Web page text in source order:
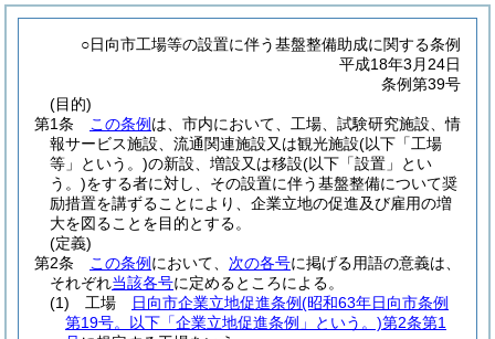
○日向市工場等の設置に伴う基盤整備助成に関する条例
平成18年3月24日
条例第39号
(目的)
第1条
この条例 は、市内において、工場、試験研究施設、情
報サービス施設、流通関連施設又は観光施設(以下「工場
等」という。)の新設、増設又は移設(以下「設置」とい
う。)をする者に対し、その設置に伴う基盤整備について奨
励措置を講ずることにより、企業立地の促進及び雇用の増
大を図ることを目的とする。
(定義)
第2条
この条例 において、 次の各号に掲げる用語の意義は、
それぞれ当該各号に定めるところによる。
(1)
工場 日向市企業立地促進条例(昭和63年日向市条例
第19号。以下「企業立地促進条例」という。)第2条第1